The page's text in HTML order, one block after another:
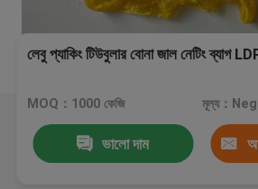
লেবু প্যাকিং টিউবুলার বোনা জাল নেটিং ব্যাগ
MOQ：1000 কেজি মূল্য：
ভালো দাম